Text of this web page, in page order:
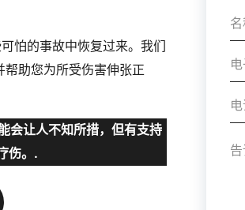
怕的事故中恢复过来。我们
助您为所受伤害伸张正
会让人不知所措，但有支持
伤。.